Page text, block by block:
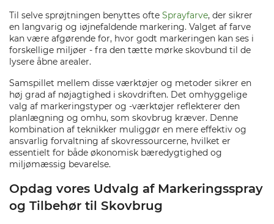
Til selve sprøjtningen benyttes ofte Sprayfarve, der sikrer
en langvarig og iøjnefaldende markering. Valget af farve
kan være afgørende for, hvor godt markeringen kan ses i
forskellige miljøer - fra den tætte mørke skovbund til de
lysere åbne arealer.
Samspillet mellem disse værktøjer og metoder sikrer en
høj grad af nøjagtighed i skovdriften. Det omhyggelige
valg af markeringstyper og -værktøjer reflekterer den
planlægning og omhu, som skovbrug kræver. Denne
kombination af teknikker muliggør en mere effektiv og
ansvarlig forvaltning af skovressourcerne, hvilket er
essentielt for både økonomisk bæredygtighed og
miljømæssig bevarelse.
Opdag vores Udvalg af Markeringsspray
og Tilbehør til Skovbrug